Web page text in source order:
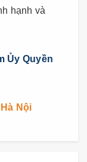
hạnh và
Ủy Quyền
Nội